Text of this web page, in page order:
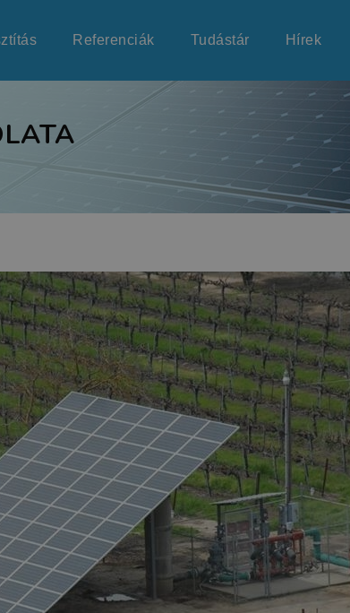
Referenciák Tudástár Hírek